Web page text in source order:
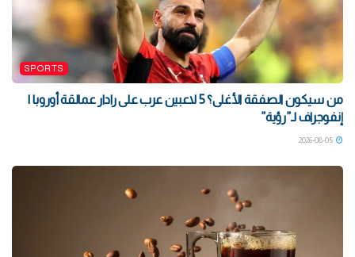
SPORTS
من سيكون الصفقة الأغلى؟ 5 لاعبين عرب على رادار عمالقة أوروبا |
إنفوجراف لـ”رؤية”